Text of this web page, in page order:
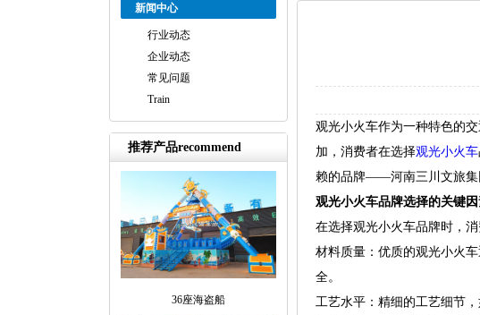
新闻中心
行业动态
企业动态
常见问题
Train
推荐产品recommend
36座海盗船
观光小火车作为一种特色的
加，消费者在选择观光小火车
赖的品牌——河南三川文旅集
观光小火车品牌选择的关键
在选择观光小火车品牌时，
材料质量：优质的观光小火
全。
工艺水平：精细的工艺细节